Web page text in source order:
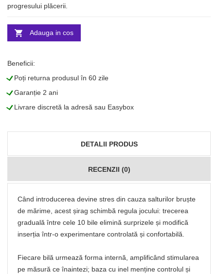
progresului plăcerii.
Adauga in cos
Beneficii:
LPoți returna produsul în 60 zile
LGaranție 2 ani
LLivrare discretă la adresă sau Easybox
DETALII PRODUS
RECENZII (0)
Când introducerea devine stres din cauza salturilor bruște
de mărime, acest șirag schimbă regula jocului: trecerea
graduală între cele 10 bile elimină surprizele și modifică
inserția într‑o experimentare controlată și confortabilă.
Fiecare bilă urmează forma internă, amplificând stimularea
pe măsură ce înaintezi; baza cu inel menține controlul și